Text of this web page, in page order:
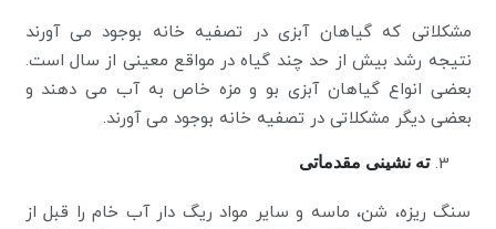
مشکلاتی که گیاهان آبزی در تصفیه خانه بوجود می آورند
نتیجه رشد بیش از حد چند گیاه در مواقع معینی از سال است.
بعضی انواع گیاهان آبزی بو و مزه خاص به آب می دهند و
بعضی دیگر مشکلاتی در تصفیه خانه بوجود می آورند.
ته نشینی مقدماتی
سنگ ریزه، شن، ماسه و سایر مواد ریگ دار آب خام را قبل از